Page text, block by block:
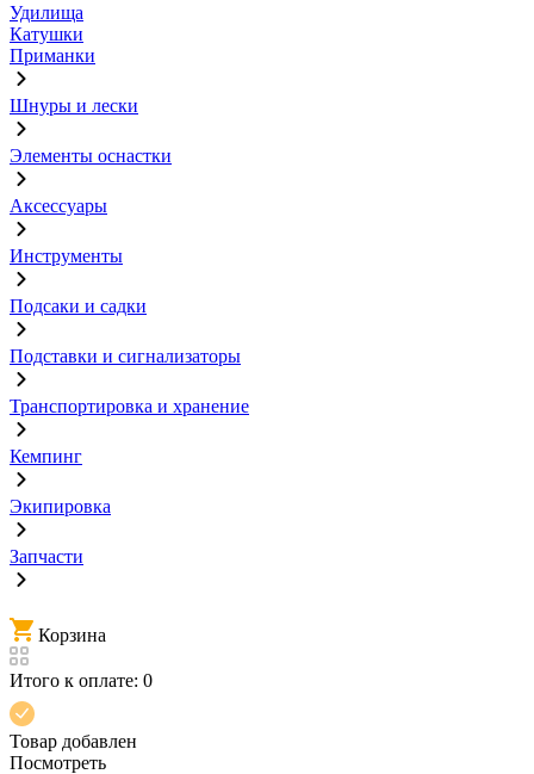
Удилища
Катушки
Приманки
Шнуры и лески
Элементы оснастки
Аксессуары
Инструменты
Подсаки и садки
Подставки и сигнализаторы
Транспортировка и хранение
Кемпинг
Экипировка
Запчасти
Корзина
Итого к оплате: 0
Товар добавлен
Посмотреть